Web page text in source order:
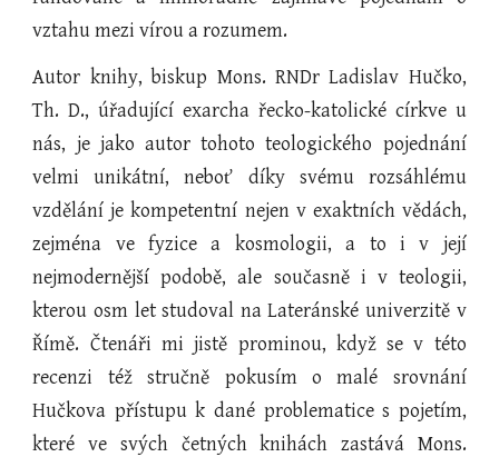
vztahu mezi vírou a rozumem.
Autor knihy, biskup Mons. RNDr Ladislav Hučko,
Th. D., úřadující exarcha řecko-katolické církve u
nás, je jako autor tohoto teologického pojednání
velmi unikátní, neboť díky svému rozsáhlému
vzdělání je kompetentní nejen v exaktních vědách,
zejména ve fyzice a kosmologii, a to i v její
nejmodernější podobě, ale současně i v teologii,
kterou osm let studoval na Lateránské univerzitě v
Římě. Čtenáři mi jistě prominou, když se v této
recenzi též stručně pokusím o malé srovnání
Hučkova přístupu k dané problematice s pojetím,
které ve svých četných knihách zastává Mons.